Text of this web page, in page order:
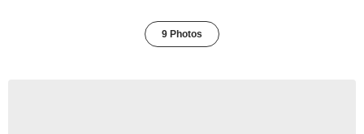
9 Photos